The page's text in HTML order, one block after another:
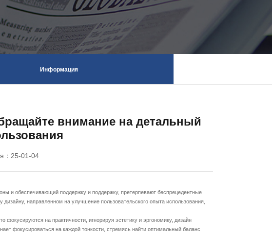
Информация
внимание на детальный
：25-01-04
и обеспечивающий поддержку и поддержку, претерпевают беспрецедентные
направленном на улучшение пользовательского опыта использования,
на практичности, игнорируя эстетику и эргономику, дизайн
фокусироваться на каждой тонкости, стремясь найти оптимальный баланс